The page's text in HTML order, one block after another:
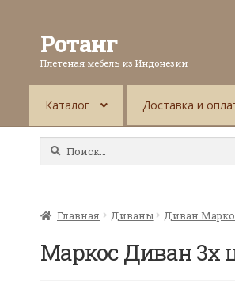
Ротанг
Плетеная мебель из Индонезии
Каталог Доставка и
Найти:
Главная Диваны Диван
Маркос Диван 3х